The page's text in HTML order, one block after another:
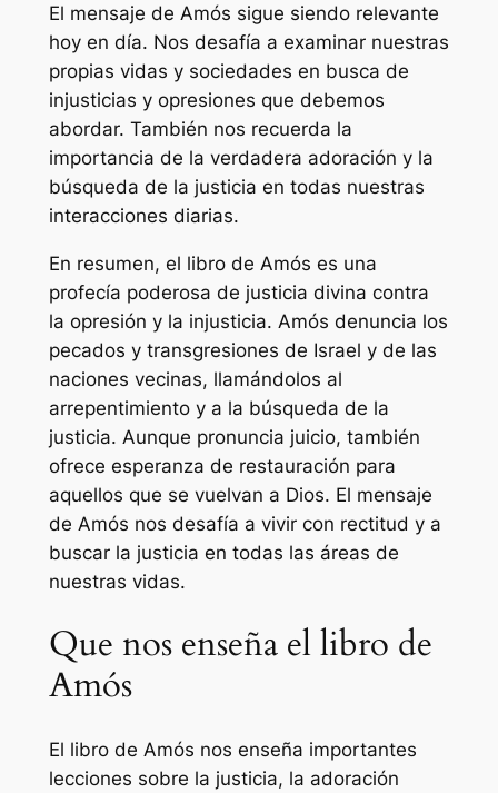
El mensaje de Amós sigue siendo relevante
hoy en día. Nos desafía a examinar nuestras
propias vidas y sociedades en busca de
injusticias y opresiones que debemos
abordar. También nos recuerda la
importancia de la verdadera adoración y la
búsqueda de la justicia en todas nuestras
interacciones diarias.
En resumen, el libro de Amós es una
profecía poderosa de justicia divina contra
la opresión y la injusticia. Amós denuncia los
pecados y transgresiones de Israel y de las
naciones vecinas, llamándolos al
arrepentimiento y a la búsqueda de la
justicia. Aunque pronuncia juicio, también
ofrece esperanza de restauración para
aquellos que se vuelvan a Dios. El mensaje
de Amós nos desafía a vivir con rectitud y a
buscar la justicia en todas las áreas de
nuestras vidas.
Que nos enseña el libro de
Amós
El libro de Amós nos enseña importantes
lecciones sobre la justicia, la adoración